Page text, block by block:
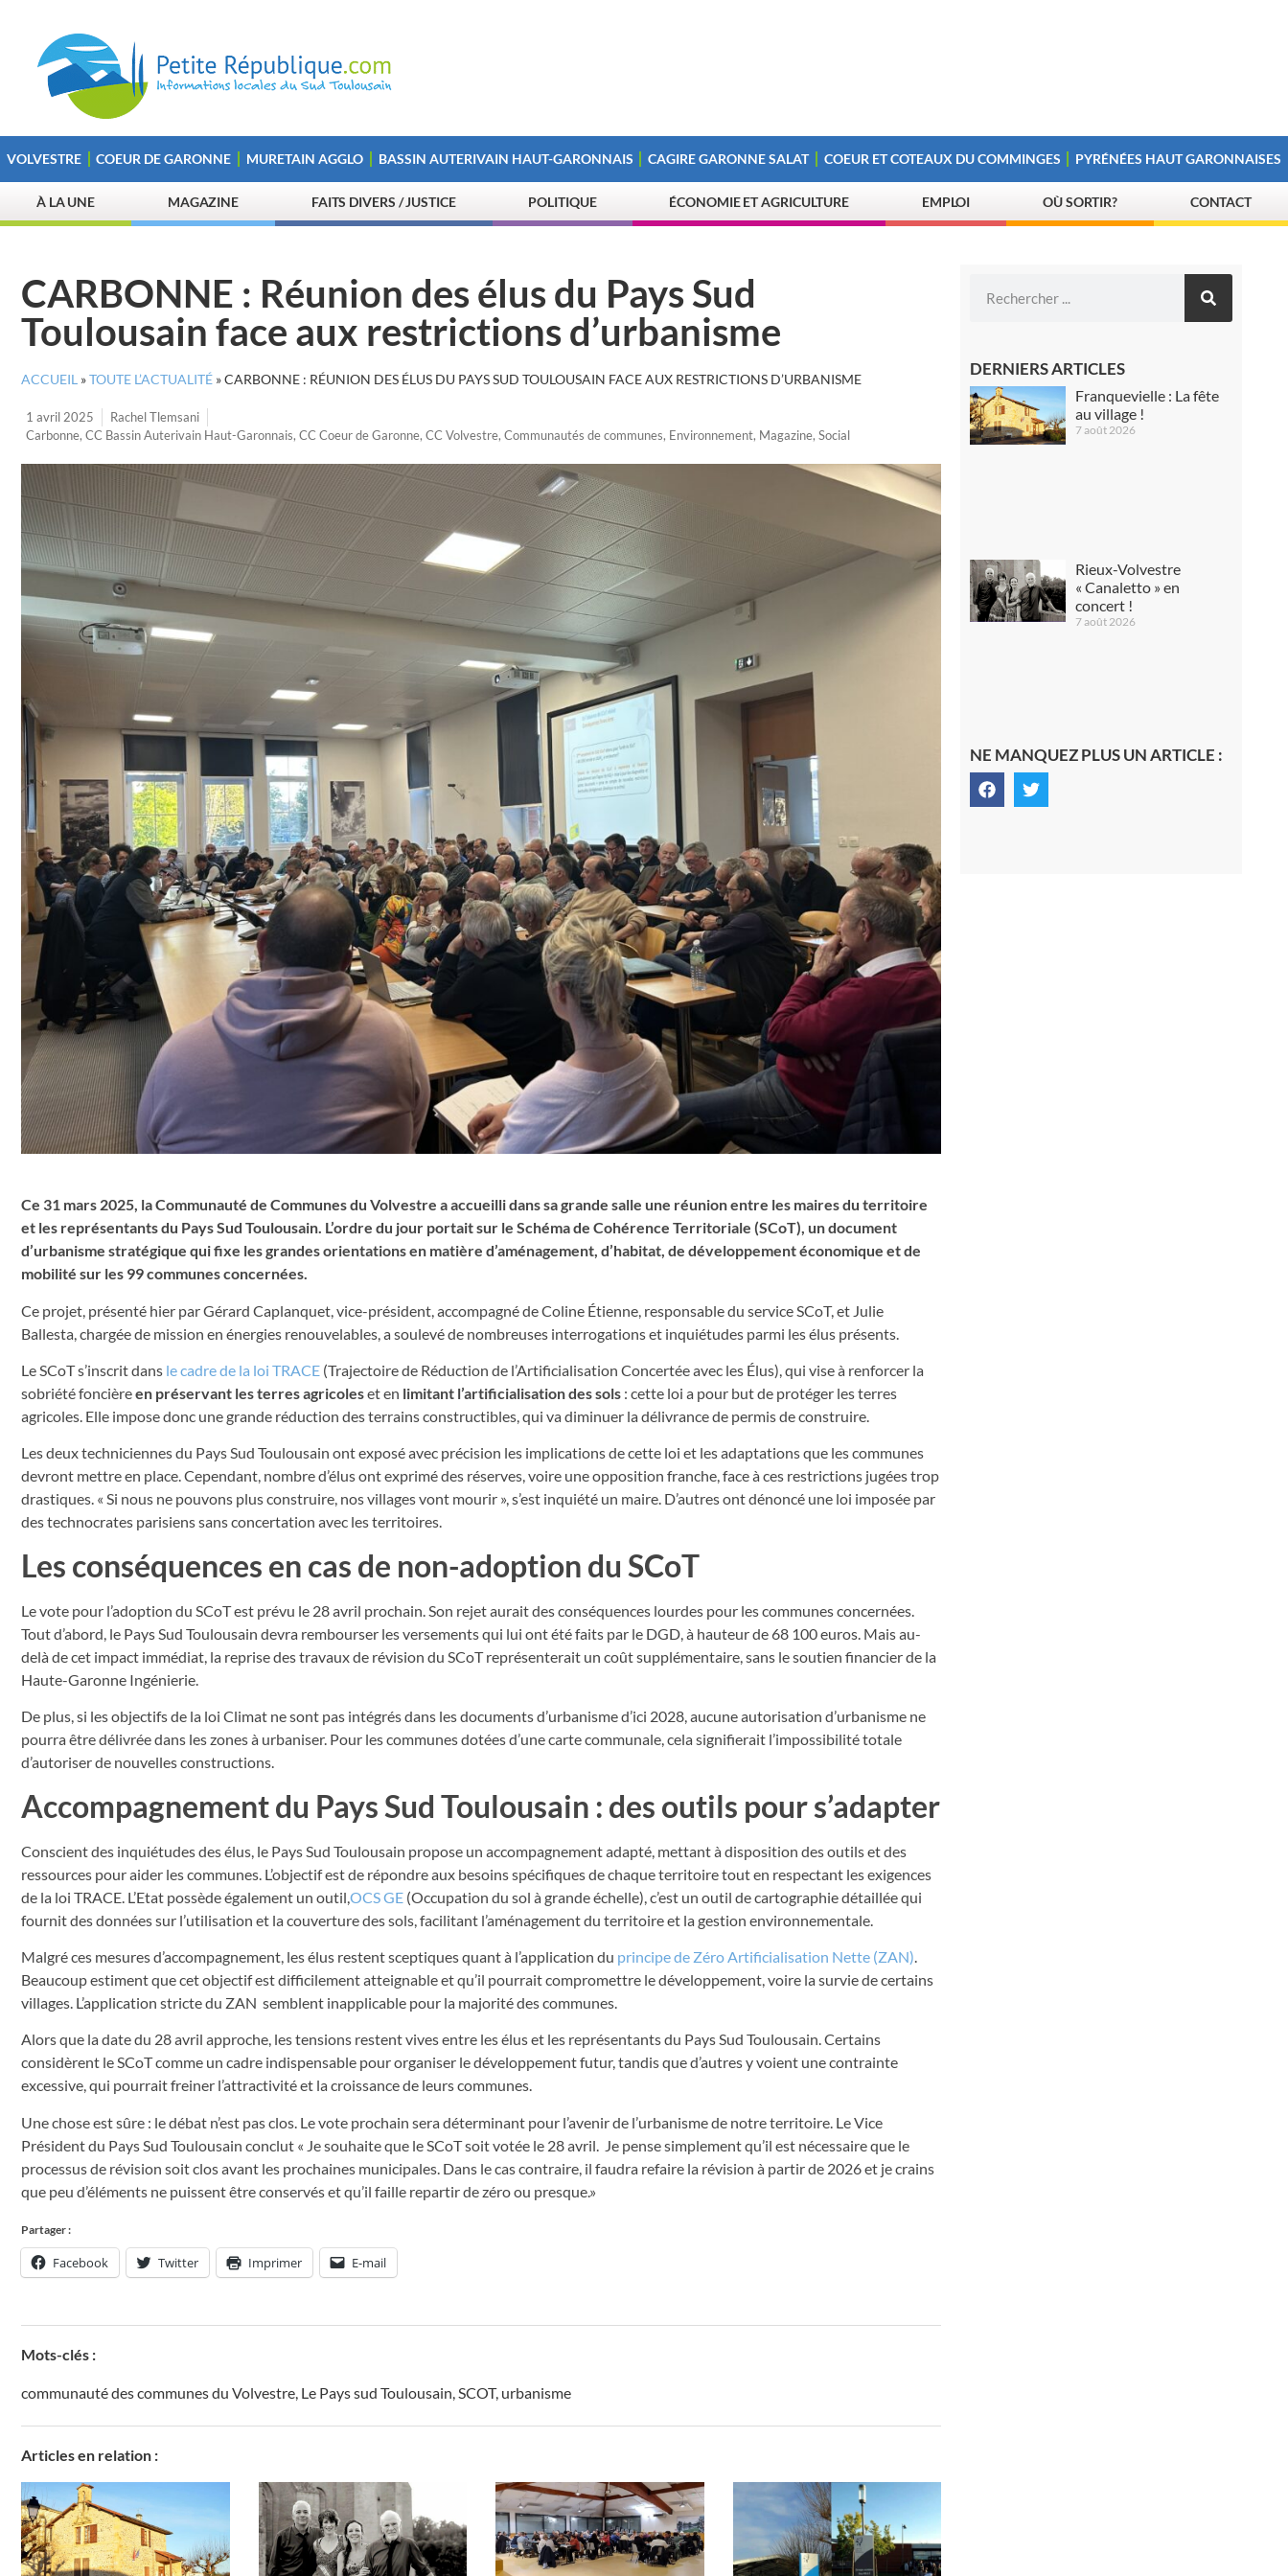
VOLVESTRE COEUR DE GARONNE MURETAIN AGGLO BASSIN AUTERIVAIN HAUT-GARONNAIS CAGIRE GARONNE SALAT COEUR ET COTEAUX DU COMMINGES PYRÉNÉES HAUT GARONNAISES
À LA UNE MAGAZINE FAITS DIVERS / JUSTICE POLITIQUE ÉCONOMIE ET AGRICULTURE EMPLOI OÙ SORTIR? CONTACT
CARBONNE : Réunion des élus du Pays Sud
Toulousain face aux restrictions d’urbanisme
ACCUEIL »TOUTE L’ACTUALITÉ »CARBONNE : RÉUNION DES ÉLUS DU PAYS SUD TOULOUSAIN FACE AUX RESTRICTIONS D’URBANISME
1 avril 2025
Rachel Tlemsani
Carbonne, CC Bassin Auterivain Haut-Garonnais, CC Coeur de Garonne, CC Volvestre, Communautés de communes, Environnement, Magazine, Social
Ce 31 mars 2025, la Communauté de Communes du Volvestre a accueilli dans sa grande salle une réunion entre les maires du territoire
et les représentants du Pays Sud Toulousain. L’ordre du jour portait sur le Schéma de Cohérence Territoriale (SCoT), un document
d’urbanisme stratégique qui fixe les grandes orientations en matière d’aménagement, d’habitat, de développement économique et de
mobilité sur les 99 communes concernées.
Ce projet, présenté hier par Gérard Caplanquet, vice-président, accompagné de Coline Étienne, responsable du service SCoT, et Julie
Ballesta, chargée de mission en énergies renouvelables, a soulevé de nombreuses interrogations et inquiétudes parmi les élus présents.
Le SCoT s’inscrit dans le cadre de la loi TRACE (Trajectoire de Réduction de l’Artificialisation Concertée avec les Élus), qui vise à renforcer la
sobriété foncièreen préservant les terres agricoleset en limitant l’artificialisation des sols : cette loi a pour but de protéger les terres
agricoles. Elle impose donc une grande réduction des terrains constructibles, qui va diminuer la délivrance de permis de construire.
Les deux techniciennes du Pays Sud Toulousain ont exposé avec précision les implications de cette loi et les adaptations que les communes
devront mettre en place. Cependant, nombre d’élus ont exprimé des réserves, voire une opposition franche, face à ces restrictions jugées trop
drastiques. « Si nous ne pouvons plus construire, nos villages vont mourir », s’est inquiété un maire. D’autres ont dénoncé une loi imposée par
des technocrates parisiens sans concertation avec les territoires.
Les conséquences en cas de non-adoption du SCoT
Le vote pour l’adoption du SCoT est prévu le 28 avril prochain. Son rejet aurait des conséquences lourdes pour les communes concernées.
Tout d’abord, le Pays Sud Toulousain devra rembourser les versements qui lui ont été faits par le DGD, à hauteur de 68 100 euros. Mais au-
delà de cet impact immédiat, la reprise des travaux de révision du SCoT représenterait un coût supplémentaire, sans le soutien financier de la
Haute-Garonne Ingénierie.
De plus, si les objectifs de la loi Climat ne sont pas intégrés dans les documents d’urbanisme d’ici 2028, aucune autorisation d’urbanisme ne
pourra être délivrée dans les zones à urbaniser. Pour les communes dotées d’une carte communale, cela signifierait l’impossibilité totale
d’autoriser de nouvelles constructions.
Accompagnement du Pays Sud Toulousain : des outils pour s’adapter
Conscient des inquiétudes des élus, le Pays Sud Toulousain propose un accompagnement adapté, mettant à disposition des outils et des
ressources pour aider les communes. L’objectif est de répondre aux besoins spécifiques de chaque territoire tout en respectant les exigences
de la loi TRACE. L’Etat possède également un outil, OCS GE (Occupation du sol à grande échelle), c’est un outil de cartographie détaillée qui
fournit des données sur l’utilisation et la couverture des sols, facilitant l’aménagement du territoire et la gestion environnementale.
Malgré ces mesures d’accompagnement, les élus restent sceptiques quant à l’application du principe de Zéro Artificialisation Nette (ZAN).
Beaucoup estiment que cet objectif est difficilement atteignable et qu’il pourrait compromettre le développement, voire la survie de certains
villages. L’application stricte du ZAN semblent inapplicable pour la majorité des communes.
Alors que la date du 28 avril approche, les tensions restent vives entre les élus et les représentants du Pays Sud Toulousain. Certains
considèrent le SCoT comme un cadre indispensable pour organiser le développement futur, tandis que d’autres y voient une contrainte
excessive, qui pourrait freiner l’attractivité et la croissance de leurs communes.
Une chose est sûre : le débat n’est pas clos. Le vote prochain sera déterminant pour l’avenir de l’urbanisme de notre territoire. Le Vice
Président du Pays Sud Toulousain conclut « Je souhaite que le SCoT soit votée le 28 avril. Je pense simplement qu’il est nécessaireque le
processus de révision soit closavant les prochaines municipales. Dans le cas contraire, il faudra refaire la révision à partir de 2026et je crains
que peu d’éléments ne puissent être conservéset qu’il faille repartir de zéro ou presque.»
Partager :
Facebook Twitter Imprimer E-mail
Mots-clés :
communauté des communes du Volvestre, Le Pays sud Toulousain,SCOT, urbanisme
Articles en relation :
DERNIERS ARTICLES
Franquevielle : La fête
au village !
7 août 2026
Rieux-Volvestre
« Canaletto » en
concert !
7 août 2026
NE MANQUEZ PLUS UN ARTICLE :